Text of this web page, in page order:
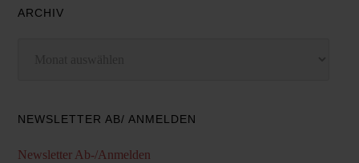
ARCHIV
NEWSLETTER AB/ ANMELDEN
Newsletter Ab-/Anmelden